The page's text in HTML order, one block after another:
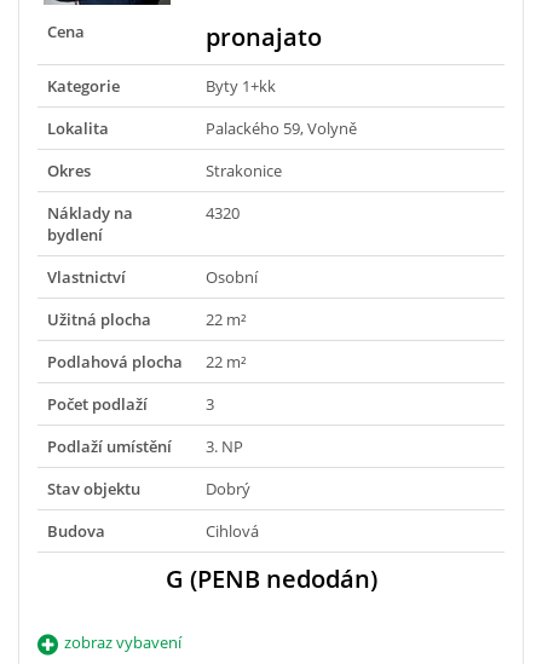
Cena pronajato
Kategorie
Byty 1+kk
Lokalita
Palackého 59, Volyně
Okres
Strakonice
Náklady na
bydlení
4320
Vlastnictví
Osobní
Užitná plocha
22 m²
Podlahová plocha
22 m²
Počet podlaží
3
Podlaží umístění
3. NP
Stav objektu
Dobrý
Budova
Cihlová
G (PENB nedodán)
zobraz vybavení